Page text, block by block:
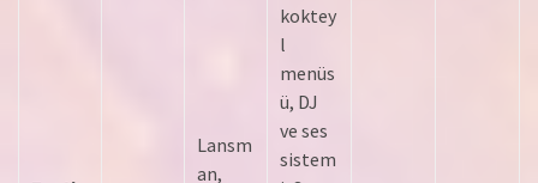
Lansm
an,
koktey
l
menüs
ü, DJ
ve ses
sistem